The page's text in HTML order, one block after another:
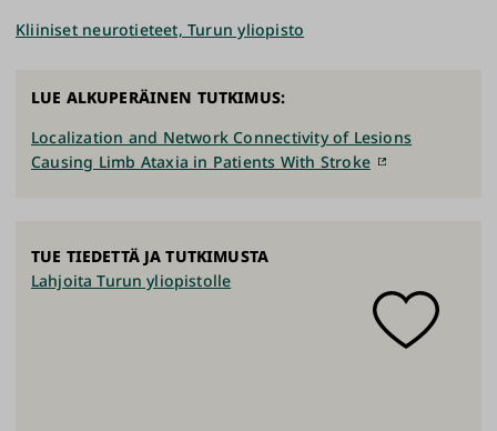
Kliiniset neurotieteet, Turun yliopisto
LUE ALKUPERÄINEN TUTKIMUS:
Localization and Network Connectivity of Lesions
Causing Limb Ataxia in Patients With Stroke
TUE TIEDETTÄ JA TUTKIMUSTA
Lahjoita Turun yliopistolle